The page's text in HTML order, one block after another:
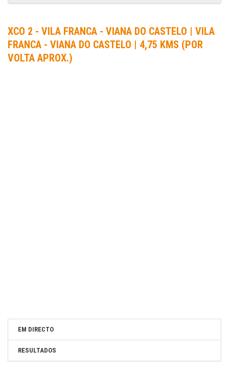
XCO 2 - VILA FRANCA - VIANA DO CASTELO | VILA
FRANCA - VIANA DO CASTELO | 4,75 KMS (POR
VOLTA APROX.)
EM DIRECTO
RESULTADOS